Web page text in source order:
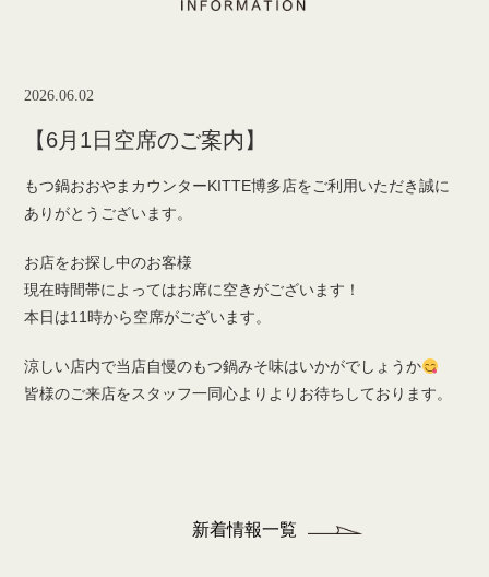
2026.06.02
【6月1日空席のご案内】
もつ鍋おおやまカウンターKITTE博多店をご利用いただき誠に
ありがとうございます。
お店をお探し中のお客様
現在時間帯によってはお席に空きがございます！
本日は11時から空席がございます。
涼しい店内で当店自慢のもつ鍋みそ味はいかがでしょうか
皆様のご来店をスタッフ一同心よりよりお待ちしております。
新着情報一覧